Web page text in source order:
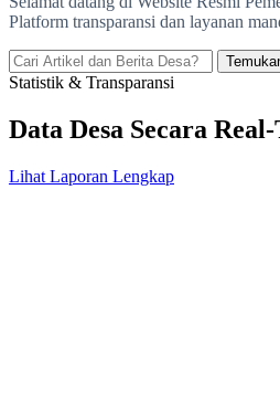
Platform transparansi dan layanan
Statistik & Transparansi
Data Desa Secara
Lihat Laporan Lengkap